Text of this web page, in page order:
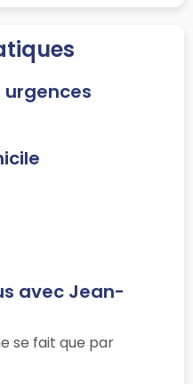
urgences
avec Jean-
se fait que par